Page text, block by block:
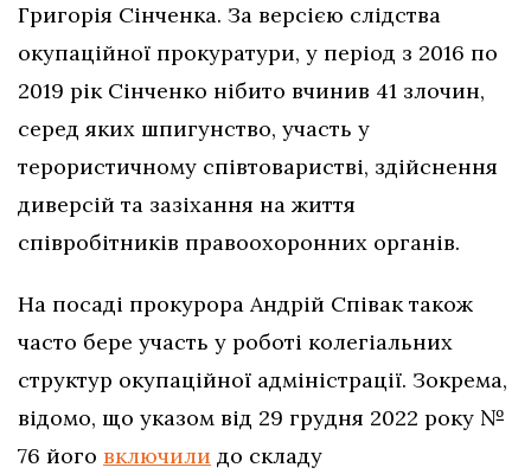
Григорія Сінченка. За версією слідства
окупаційної прокуратури, у період з 2016 по
2019 рік Сінченко нібито вчинив 41 злочин,
серед яких шпигунство, участь у
терористичному співтоваристві, здійснення
диверсій та зазіхання на життя
співробітників правоохоронних органів.
На посаді прокурора Андрій Співак також
часто бере участь у роботі колегіальних
структур окупаційної адміністрації. Зокрема,
відомо, що указом від 29 грудня 2022 року №
76 його включили до складу